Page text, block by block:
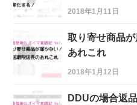
2018年1月11日
取り寄せ商品
あれこれ
2018年1月12日
DDUの場合返